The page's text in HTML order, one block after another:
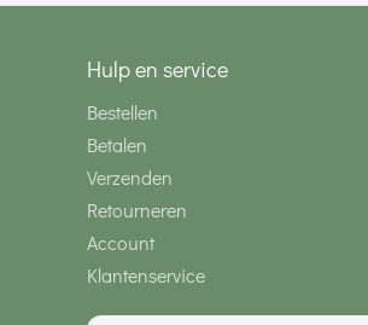
Hulp en service
Bestellen
Betalen
Verzenden
Retourneren
Account
Klantenservice